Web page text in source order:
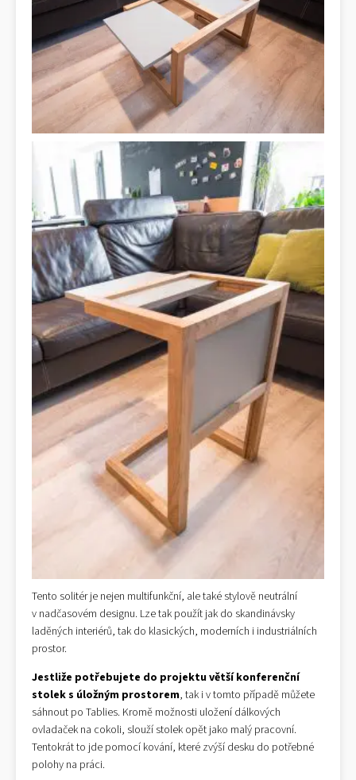
Tento solitér je nejen multifunkční, ale také stylově neutrální
v nadčasovém designu. Lze tak použít jak do skandinávsky
laděných interiérů, tak do klasických, moderních i industriálních
prostor.
Jestliže potřebujete do projektu větší konferenční
stolek s úložným prostorem, tak i v tomto případě můžete
sáhnout po Tablies. Kromě možnosti uložení dálkových
ovladaček na cokoli, slouží stolek opět jako malý pracovní.
Tentokrát to jde pomocí kování, které zvýší desku do potřebné
polohy na práci.